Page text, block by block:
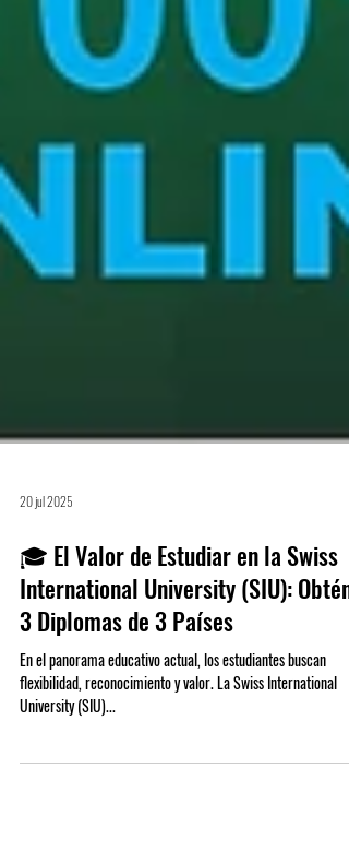
20 jul 2025
🎓 El Valor de Estudiar en la Swiss
International University (SIU): Obtén
3 Diplomas de 3 Países
En el panorama educativo actual, los estudiantes buscan